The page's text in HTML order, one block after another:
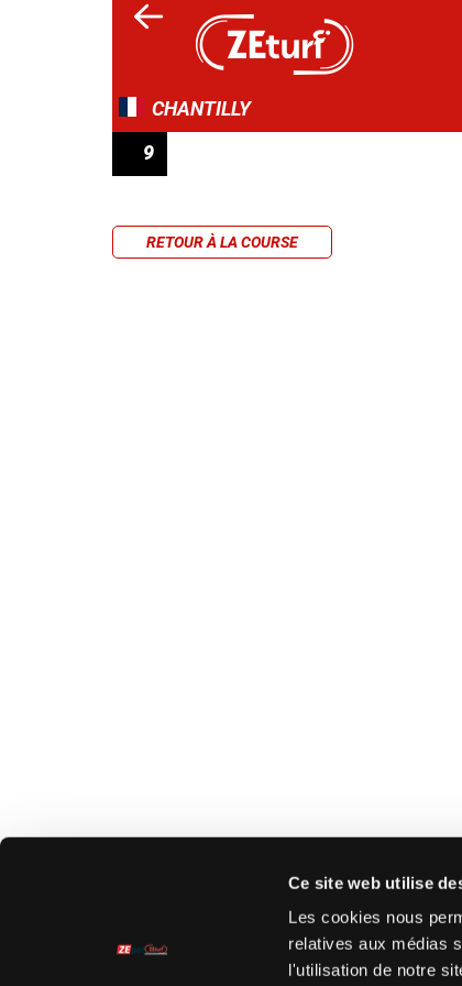
Ce site web utilise
Les cookies nous
relatives aux médias
l'utilisation de notre
CHANTILLY
9
RETOUR À LA COURSE